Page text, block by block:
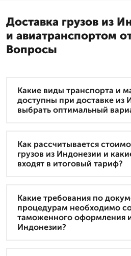
Доставка грузов из
и авиатранспортом
Вопросы
Какие виды транспорта и
доступны при доставке из
выбрать оптимальный
Как рассчитывается
грузов из Индонезии и
входят в итоговый тариф?
Какие требования по
процедурам необходимо
таможенного оформления
Индонезии?